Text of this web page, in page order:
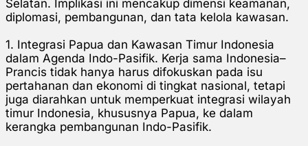
Selatan. Implikasi ini mencakup dimensi keamanan,
diplomasi, pembangunan, dan tata kelola kawasan.
1. Integrasi Papua dan Kawasan Timur Indonesia
dalam Agenda Indo-Pasifik. Kerja sama Indonesia–
Prancis tidak hanya harus difokuskan pada isu
pertahanan dan ekonomi di tingkat nasional, tetapi
juga diarahkan untuk memperkuat integrasi wilayah
timur Indonesia, khususnya Papua, ke dalam
kerangka pembangunan Indo-Pasifik.